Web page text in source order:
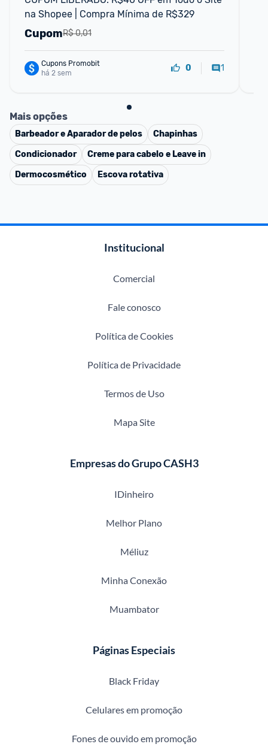
na Shopee | Compra Mínima de R$329
R$ 0,01
Cupom
Cupons Promobit
há 2 sem
0 1
Mais opções
Barbeador e Aparador de pelos
Chapinhas
Condicionador
Creme para cabelo e Leave in
Dermocosmético
Escova rotativa
Institucional
Comercial
Fale conosco
Política de Cookies
Política de Privacidade
Termos de Uso
Mapa Site
Empresas do Grupo CASH3
IDinheiro
Melhor Plano
Méliuz
Minha Conexão
Muambator
Páginas Especiais
Black Friday
Celulares em promoção
Fones de ouvido em promoção